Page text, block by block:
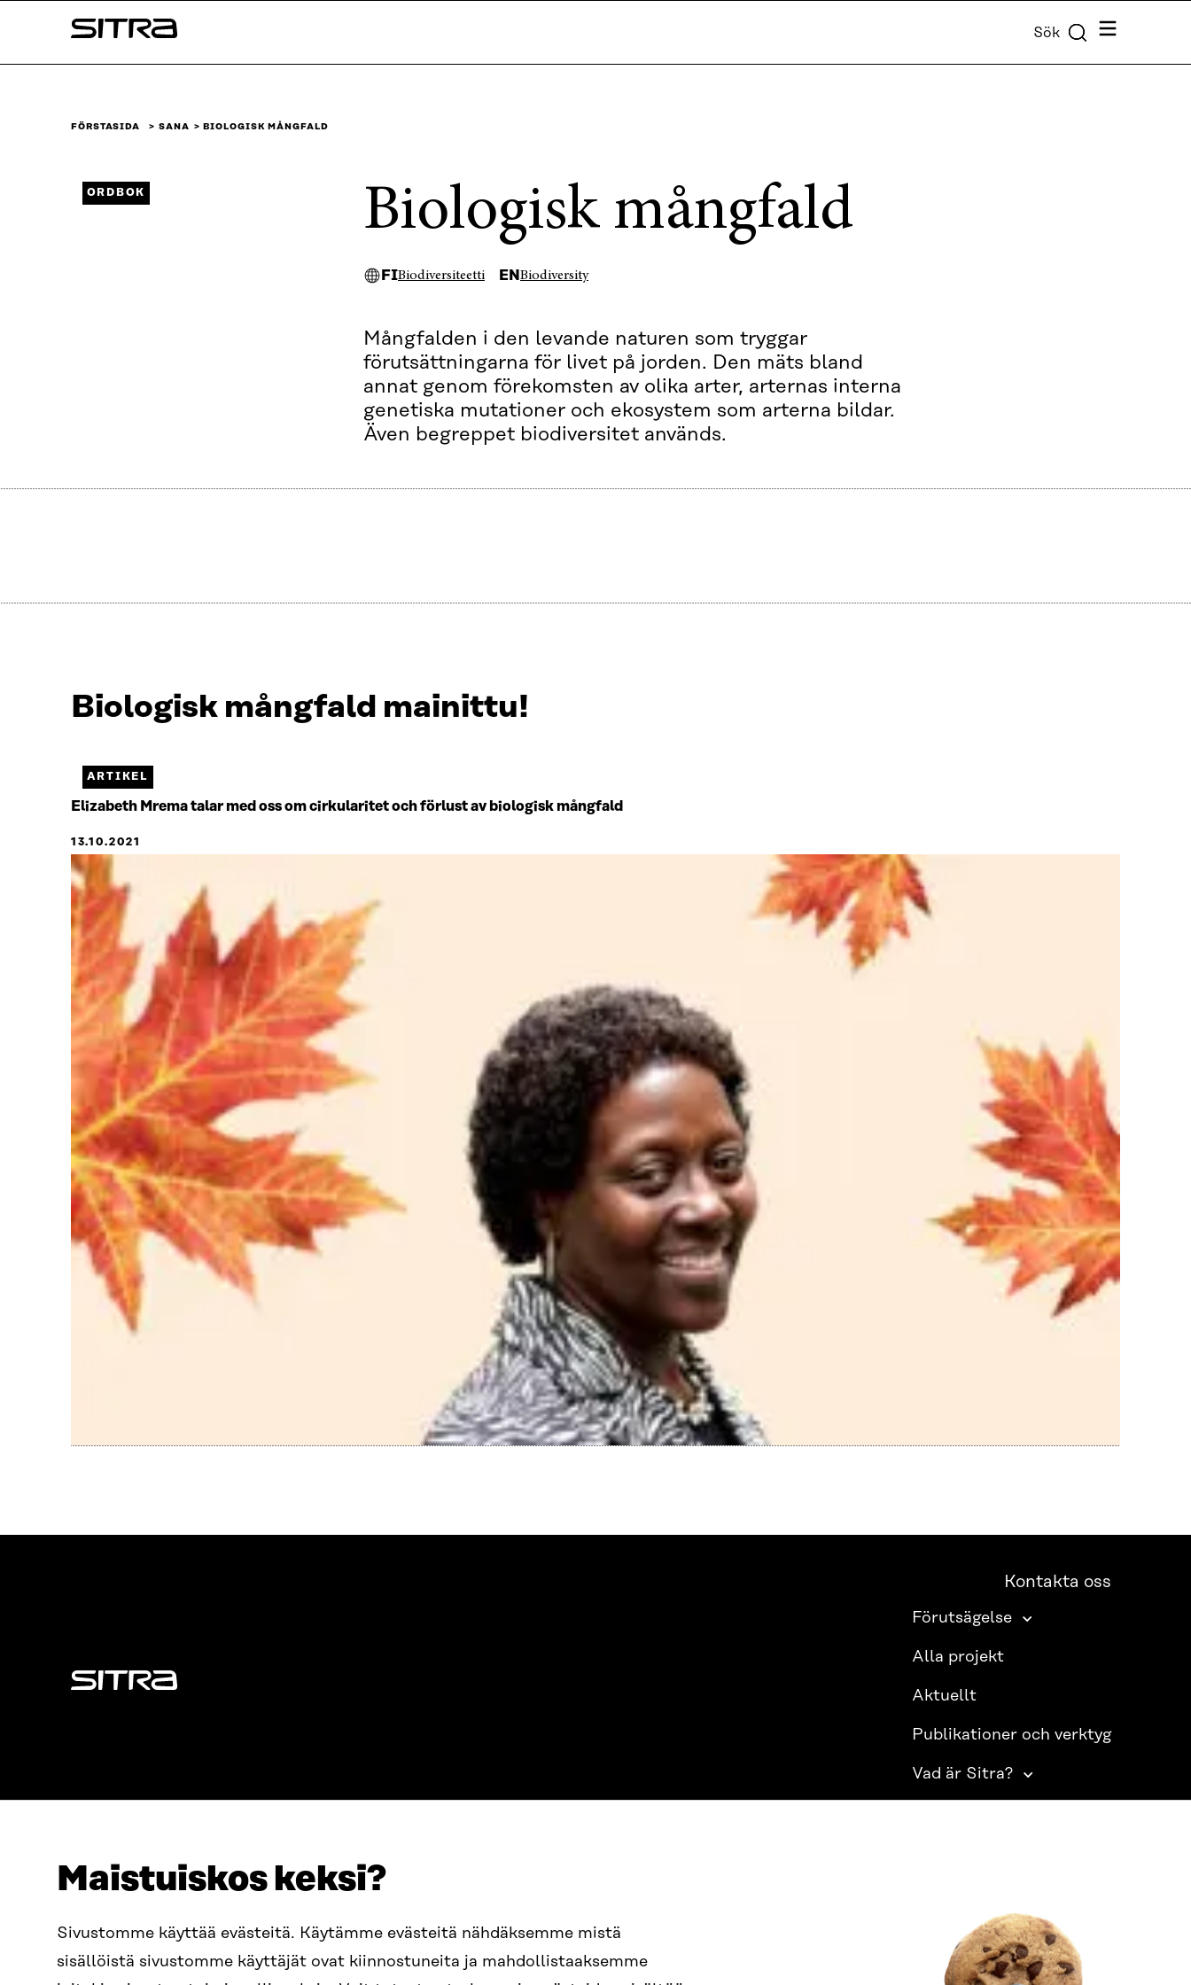
Maistuiskos keksi?
Sivustomme käyttää evästeitä. Käytämme evästeitä nähdäksemme mistä
sisällöistä sivustomme käyttäjät ovat kiinnostuneita ja mahdollistaaksemme
↓
Sitra Sök Meny
FÖRSTASIDA SANA BIOLOGISK MÅNGFALD
Biologisk mångfald
FIBiodiversiteetti EN Biodiversity
Mångfalden i den levande naturen som tryggar
förutsättningarna för livet på jorden. Den mäts bland
annat genom förekomsten av olika arter, arternas interna
genetiska mutationer och ekosystem som arterna bildar.
Även begreppet biodiversitet används.
ORDBOK
Biologisk mångfald mainittu!
ARTIKEL
Elizabeth Mrema talar med oss om cirkularitet och förlust av biologisk mångfald
13.10.2021
Näytetään
Jäljellä
Sitra
Kontakta oss
Förutsägelse
Alla projekt
Aktuellt
Publikationer och verktyg
Vad är Sitra?
00181 Helsingfors
Ankomstinstruktioner
E-POST